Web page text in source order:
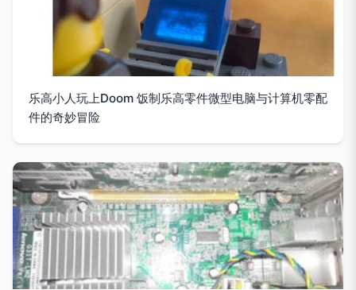
乐高小人玩上Doom 饭制乐高零件微型电脑与计算机零配
件的奇妙冒险